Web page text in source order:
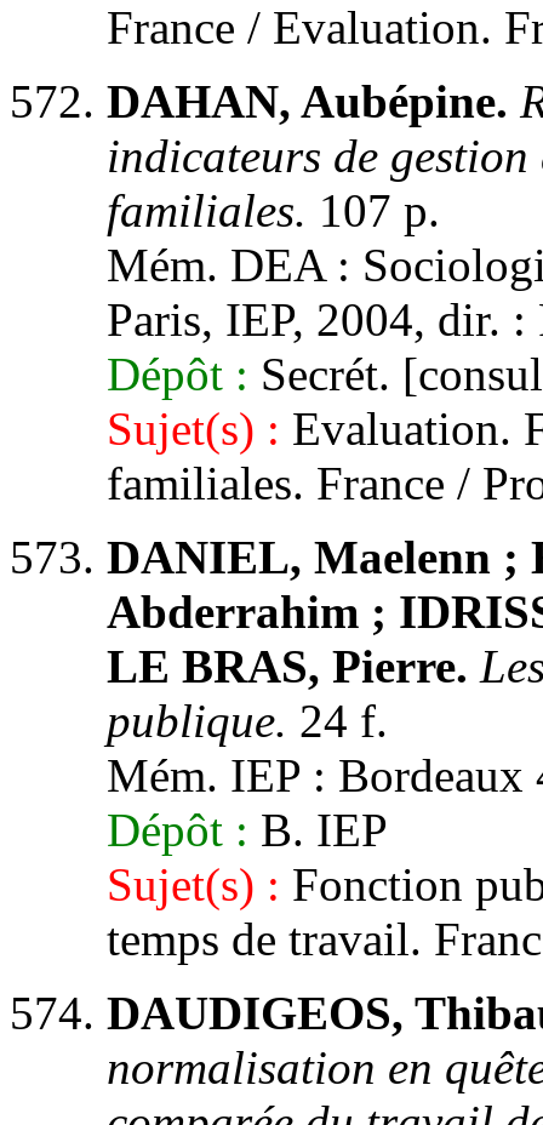
France / Evaluation.
DAHAN, Aubépine.
indicateurs de
familiales. 107 p.
Mém. DEA :
Paris, IEP, 2004, dir. :
Dépôt : Secrét.
Sujet(s) : Evaluation.
familiales. France /
DANIEL, Maelenn ;
Abderrahim ;
LE BRAS, Pierre.
publique. 24 f.
Mém. IEP :
Dépôt : B. IEP
Sujet(s) : Fonction
temps de travail.
DAUDIGEOS,
normalisation en